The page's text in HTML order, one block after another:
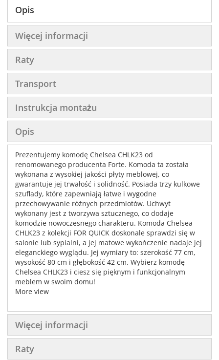
Opis
Więcej informacji
Raty
Transport
Instrukcja montażu
Opis
Prezentujemy komodę Chelsea CHLK23 od
renomowanego producenta Forte. Komoda ta została
wykonana z wysokiej jakości płyty meblowej, co
gwarantuje jej trwałość i solidność. Posiada trzy kulkowe
szuflady, które zapewniają łatwe i wygodne
przechowywanie różnych przedmiotów. Uchwyt
wykonany jest z tworzywa sztucznego, co dodaje
komodzie nowoczesnego charakteru. Komoda Chelsea
CHLK23 z kolekcji FOR QUICK doskonale sprawdzi się w
salonie lub sypialni, a jej matowe wykończenie nadaje jej
eleganckiego wyglądu. Jej wymiary to: szerokość 77 cm,
wysokość 80 cm i głębokość 42 cm. Wybierz komodę
Chelsea CHLK23 i ciesz się pięknym i funkcjonalnym
meblem w swoim domu!
More view
Więcej informacji
Raty